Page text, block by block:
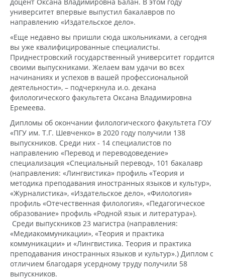
университет впервые выпустил бакалавров по
направлению «Издательское дело».
«Еще недавно вы пришли сюда школьниками, а сегодня
вы уже квалифицированные специалисты.
Приднестровский государственный университет гордится
своими выпускниками. Желаем вам удачи во всех
начинаниях и успехов в вашей профессиональной
деятельности», – подчеркнула и.о. декана
филологического факультета Оксана Владимировна
Еремеева.
Дипломы об окончании филологического факультета ГОУ
«ПГУ им. Т.Г. Шевченко» в 2020 году получили 138
выпускников. Среди них - 14 специалистов по
направлению «Перевод и переводоведение»
специализация «Специальный перевод», 101 бакалавр
(направления: «Лингвистика» профиль «Теория и
методика преподавания иностранных языков и культур»,
«Журналистика», «Издательское дело», «Филология»
профиль «Отечественная филология», «Педагогическое
образование» профиль «Родной язык и литература»).
Среди выпускников 23 магистра (направления:
«Медиакоммуникации», «Теория и практика
коммуникации» и «Лингвистика. Теория и практика
преподавания иностранных языков и культур».) Диплом с
отличием благодаря усердному труду получили 58
выпускников.